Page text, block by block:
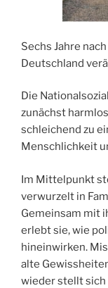
Sechs Jahre
Deutschland
Die
zunächst
schleichend zu
Menschlichkeit
Im Mittelpunkt
verwurzelt in
Gemeinsam mit
erlebt sie, wie
hineinwirken.
alte
wieder stellt sich